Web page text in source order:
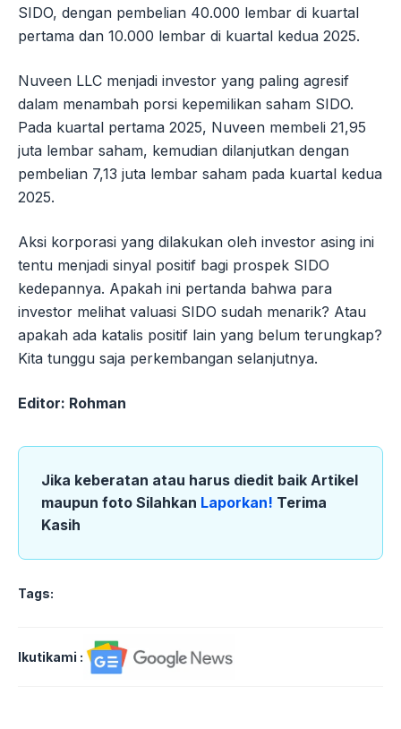
SIDO, dengan pembelian 40.000 lembar di kuartal
pertama dan 10.000 lembar di kuartal kedua 2025.
Nuveen LLC menjadi investor yang paling agresif
dalam menambah porsi kepemilikan saham SIDO.
Pada kuartal pertama 2025, Nuveen membeli 21,95
juta lembar saham, kemudian dilanjutkan dengan
pembelian 7,13 juta lembar saham pada kuartal kedua
2025.
Aksi korporasi yang dilakukan oleh investor asing ini
tentu menjadi sinyal positif bagi prospek SIDO
kedepannya. Apakah ini pertanda bahwa para
investor melihat valuasi SIDO sudah menarik? Atau
apakah ada katalis positif lain yang belum terungkap?
Kita tunggu saja perkembangan selanjutnya.
Editor: Rohman
Jika keberatan atau harus diedit baik Artikel
maupun foto Silahkan Laporkan! Terima
Kasih
Tags:
Ikutikami :